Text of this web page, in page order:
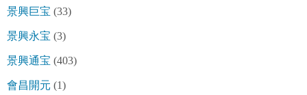
景興巨宝 (33)
景興永宝 (3)
景興通宝 (403)
會昌開元 (1)